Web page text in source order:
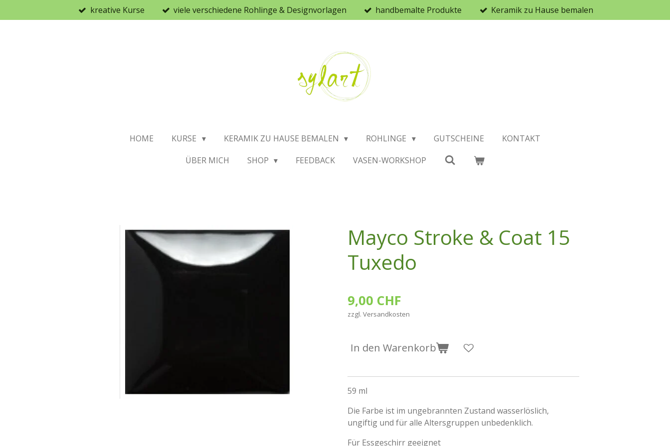
Hauptinhalt
kreative Kurse viele verschiedene Rohlinge & Designvorlagen handbemalte Produkte Keramik zu Hause bemalen
HOME KURSE KERAMIK ZU HAUSE BEMALEN ROHLINGE GUTSCHEINE
KONTAKT
ÜBER MICH
SHOP FEEDBACK VASEN-WORKSHOP
Mayco Stroke & Coat 15
Tuxedo
9,00 CHF
zzgl. Versandkosten
In den Warenkorb
59 ml
Die Farbe ist im ungebrannten Zustand wasserlöslich,
ungiftig und für alle Altersgruppen unbedenklich.
Für Essgeschirr geeignet